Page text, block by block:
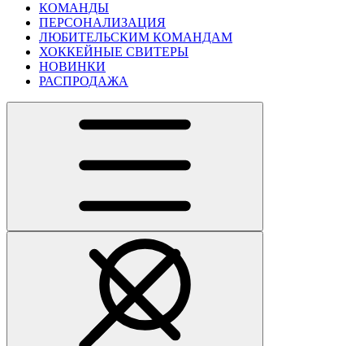
КОМАНДЫ
ПЕРСОНАЛИЗАЦИЯ
ЛЮБИТЕЛЬСКИМ КОМАНДАМ
ХОККЕЙНЫЕ СВИТЕРЫ
НОВИНКИ
РАСПРОДАЖА